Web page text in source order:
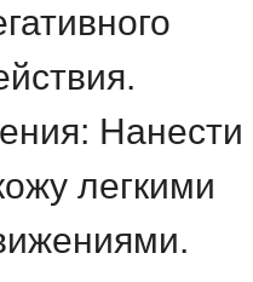
Нанести
легкими